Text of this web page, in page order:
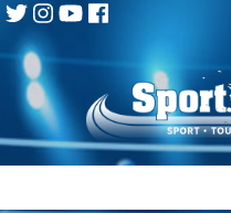
Skip
content